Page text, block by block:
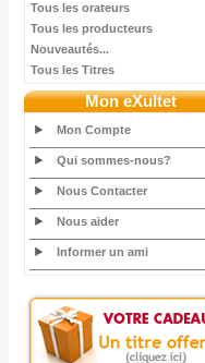
Tous les orateurs
Tous les producteurs
Nouveautés...
Tous les Titres
Mon eXultet
Mon Compte
Qui sommes-nous?
Nous Contacter
Nous aider
Informer un ami